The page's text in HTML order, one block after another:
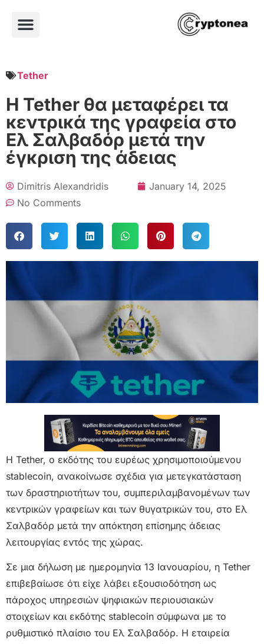
Tether
Η Tether θα μεταφέρει τα
κεντρικά της γραφεία στο
Ελ Σαλβαδόρ μετά την
έγκριση της άδειας
Dimitris Alexandridis
January 14, 2025
No Comments
Η Tether, ο εκδότης του ευρέως χρησιμοποιούμενου
stablecoin, ανακοίνωσε σχέδια για μετεγκατάσταση
των δραστηριοτήτων του, συμπεριλαμβανομένων των
κεντρικών γραφείων και των θυγατρικών του, στο Ελ
Σαλβαδόρ μετά την απόκτηση επίσημης άδειας
λειτουργίας εντός της χώρας.
Σε μια δήλωση με ημερομηνία 13 Ιανουαρίου, η Tether
επιβεβαίωσε ότι είχε λάβει εξουσιοδότηση ως
πάροχος υπηρεσιών ψηφιακών περιουσιακών
στοιχείων και εκδότης stablecoin σύμφωνα με το
ρυθμιστικό πλαίσιο του Ελ Σαλβαδόρ. Η εταιρεία